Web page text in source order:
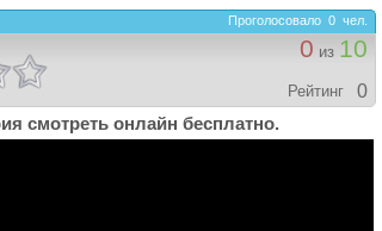
Проголосовало 0 чел.
0 из 10
Рейтинг
0
смотреть онлайн бесплатно.